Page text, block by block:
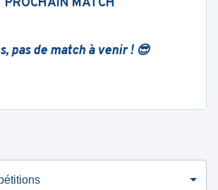
pas de match à venir ! 😎